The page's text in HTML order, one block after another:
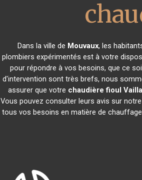
Dans la ville de Mouvaux, les
plombiers expérimentés est à votre
pour répondre à vos besoins, que ce
d'intervention sont très brefs, nous
assurer que votre chaudière fioul
Vous pouvez consulter leurs avis sur
tous vos besoins en matière de